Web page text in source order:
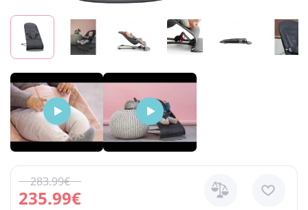
235.99€
283.99€